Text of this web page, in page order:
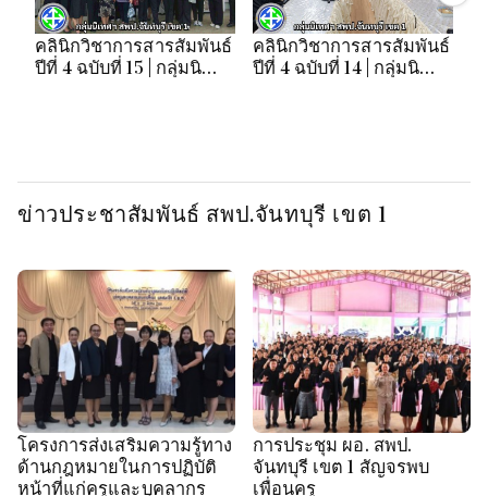
คลินิกวิชาการสารสัมพันธ์
ปีที่ 4 ฉบับที่ 15 | กลุ่มนิ
คลินิกวิชาการสารสัมพันธ์
ปีที่ 4 ฉบับที่ 14 | กลุ่มนิ
ข่าวประชาสัมพันธ์ สพป.จันทบุรี เขต 1
โครงการส่งเสริมความรู้ทาง
ด้านกฎหมายในการปฏิบัติ
หน้าที่แก่ครูและบุคลากร
การประชุม ผอ. สพป.
จันทบุรี เขต 1 สัญจรพบ
เพื่อนครู